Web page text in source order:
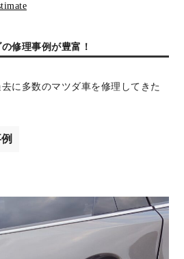
修理事例が豊富！
に多数のマツダ車を修理してきた